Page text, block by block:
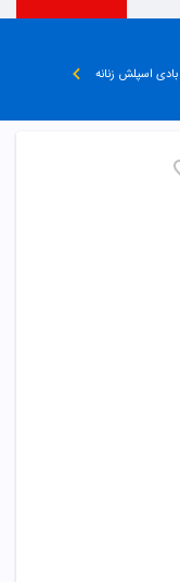
بادی اسپلش زنانه